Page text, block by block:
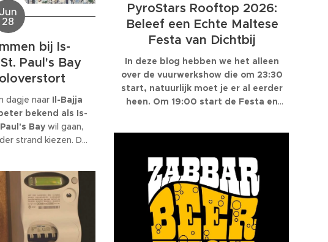
Jun
28
bij Is-
Paul's Bay
dagje naar Il-Bajja
bekend als Is-
Bay wil gaan,
strand kiezen. De
afgegeven om
vanwege
.
PyroStars Rooftop 2026:
Beleef een Echte Maltese
Festa van Dichtbij
In deze blog hebben we het alleen
over de vuurwerkshow die om 23:30
start, natuurlijk moet je er al eerder
heen. Om 19:00 start de Festa en